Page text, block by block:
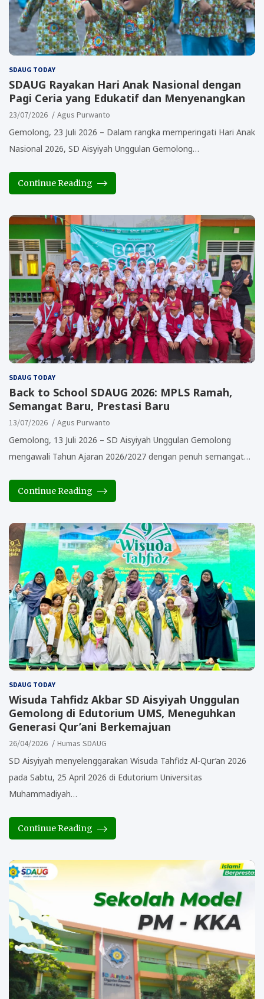
SDAUG TODAY
SDAUG Rayakan Hari Anak Nasional dengan
Pagi Ceria yang Edukatif dan Menyenangkan
23/07/2026 Agus Purwanto
Gemolong, 23 Juli 2026 – Dalam rangka memperingati Hari Anak
Nasional 2026, SD Aisyiyah Unggulan Gemolong…
Continue Reading
SDAUG TODAY
Back to School SDAUG 2026: MPLS Ramah,
Semangat Baru, Prestasi Baru
13/07/2026 Agus Purwanto
Gemolong, 13 Juli 2026 – SD Aisyiyah Unggulan Gemolong
mengawali Tahun Ajaran 2026/2027 dengan penuh semangat…
Continue Reading
SDAUG TODAY
Wisuda Tahfidz Akbar SD Aisyiyah Unggulan
Gemolong di Edutorium UMS, Meneguhkan
Generasi Qur’ani Berkemajuan
26/04/2026 Humas SDAUG
SD Aisyiyah menyelenggarakan Wisuda Tahfidz Al-Qur’an 2026
pada Sabtu, 25 April 2026 di Edutorium Universitas
Muhammadiyah…
Continue Reading